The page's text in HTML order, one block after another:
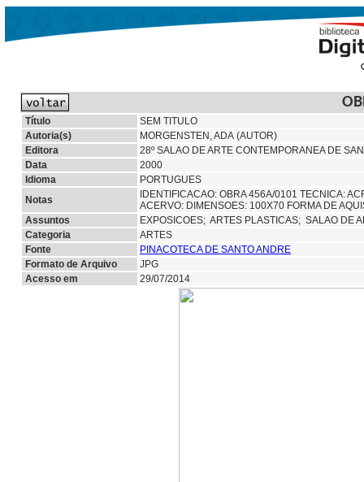
Título
SEM TITULO
Autoria(s)
MORGENSTEN, ADA (AUTOR)
Editora
28º SALAO DE ARTE CONTEMPORANEA DE
Data
2000
Idioma
PORTUGUES
Notas
IDENTIFICACAO: OBRA 456A/0101 TECNICA:
ACERVO: DIMENSOES: 100X70 FORMA DE
Assuntos
EXPOSICOES; ARTES PLASTICAS; SALAO DE
Categoria
ARTES
Fonte
PINACOTECA DE SANTO ANDRE
Formato de Arquivo
JPG
Acesso em
29/07/2014